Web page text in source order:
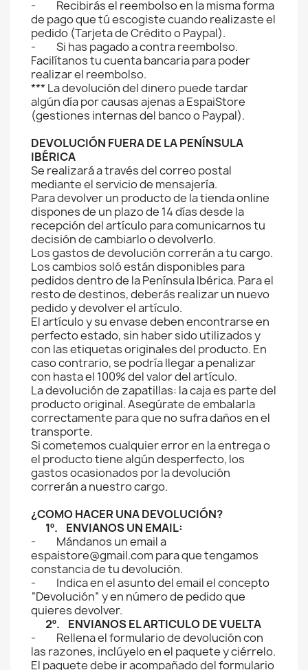
- Recibirás el reembolso en la misma forma
de pago que tú escogiste cuando realizaste el
pedido (Tarjeta de Crédito o Paypal).
- Si has pagado a contra reembolso.
Facilítanos tu cuenta bancaria para poder
realizar el reembolso.
*** La devolución del dinero puede tardar
algún día por causas ajenas a EspaiStore
(gestiones internas del banco o Paypal).
DEVOLUCIÓN FUERA DE LA PENÍNSULA
IBÉRICA
Se realizará a través del correo postal
mediante el servicio de mensajería.
Para devolver un producto de la tienda online
dispones de un plazo de 14 días desde la
recepción del artículo para comunicarnos tu
decisión de cambiarlo o devolverlo.
Los gastos de devolución correrán a tu cargo.
Los cambios soló están disponibles para
pedidos dentro de la Península Ibérica. Para el
resto de destinos, deberás realizar un nuevo
pedido y devolver el artículo.
El artículo y su envase deben encontrarse en
perfecto estado, sin haber sido utilizados y
con las etiquetas originales del producto. En
caso contrario, se podría llegar a penalizar
con hasta el 100% del valor del artículo.
La devolución de zapatillas: la caja es parte del
producto original. Asegúrate de embalarla
correctamente para que no sufra daños en el
transporte.
Si cometemos cualquier error en la entrega o
el producto tiene algún desperfecto, los
gastos ocasionados por la devolución
correrán a nuestro cargo.
¿COMO HACER UNA DEVOLUCIÓN?
1º. ENVIANOS UN EMAIL:
- Mándanos un email a
espaistore@gmail.com para que tengamos
constancia de tu devolución.
- Indica en el asunto del email el concepto
“Devolución” y en número de pedido que
quieres devolver.
2º. ENVIANOS EL ARTICULO DE VUELTA
- Rellena el formulario de devolución con
las razones, inclúyelo en el paquete y ciérrelo.
El paquete debe ir acompañado del formulario